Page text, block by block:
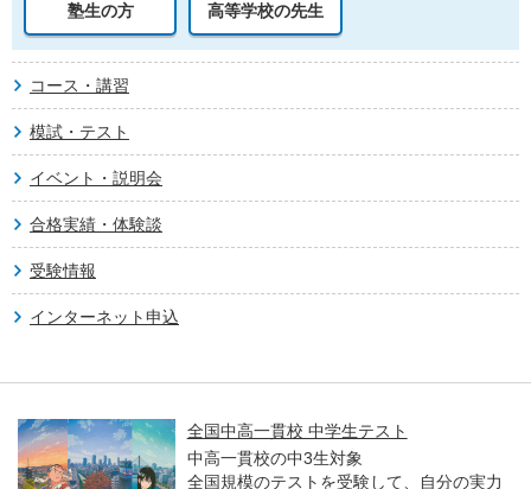
塾生の方 高等学校の先生
コース・講習
模試・テスト
イベント・説明会
合格実績・体験談
受験情報
インターネット申込
全国中高一貫校 中学生テスト
中高一貫校の中3生対象
全国規模のテストを受験して、自分の実力